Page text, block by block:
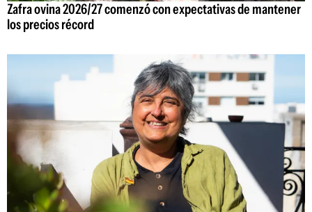
Zafra ovina 2026/27 comenzó con expectativas de mantener
los precios récord